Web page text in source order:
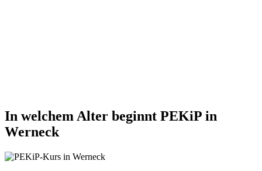
In welchem Alter beginnt PEKiP in
Werneck